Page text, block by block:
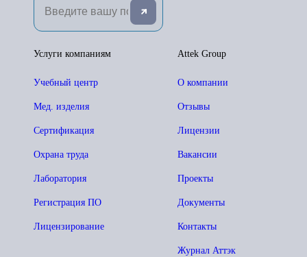
Attek Group
О компании
Отзывы
Лицензии
Вакансии
Проекты
Документы
Контакты
Журнал Аттэк
Услуги компаниям
Учебный центр
Мед. изделия
Сертификация
Охрана труда
Лаборатория
Регистрация ПО
Лицензирование